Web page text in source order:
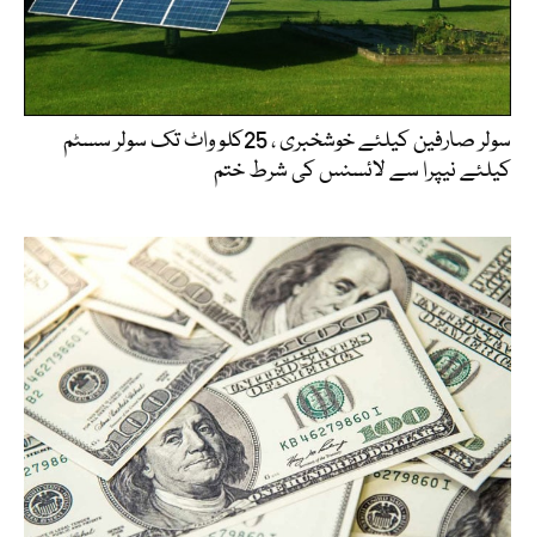
سولر صارفین کیلئے خوشخبری ، 25کلو واٹ تک سولر سسٹم
کیلئے نیپرا سے لائسنس کی شرط ختم